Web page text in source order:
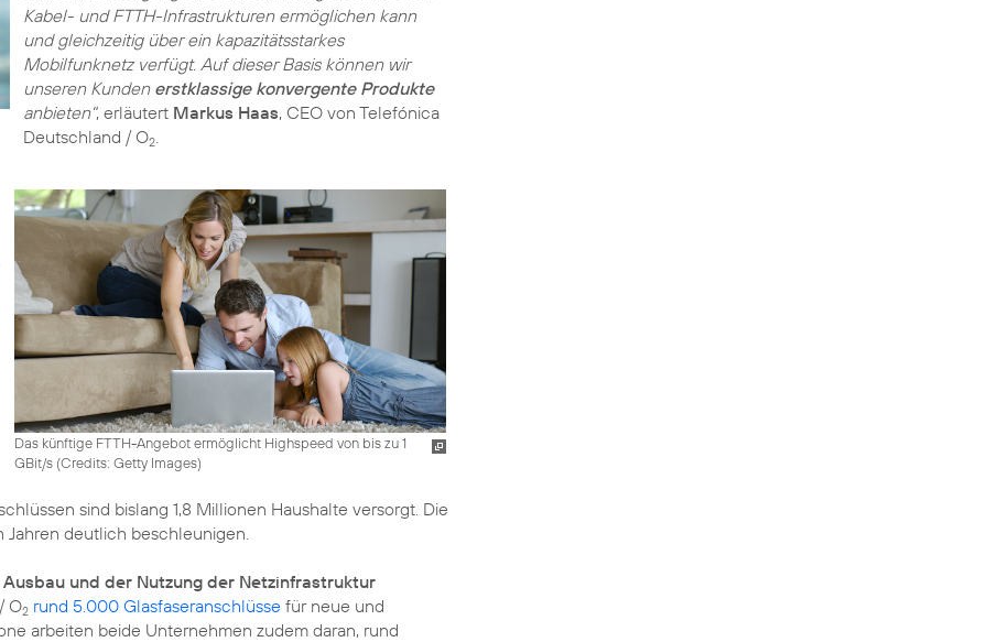
Kabel- und FTTH-Infrastrukturen ermöglichen kann
und gleichzeitig über ein kapazitätsstarkes
Mobilfunknetz verfügt. Auf dieser Basis können wir
unseren Kunden erstklassige konvergente Produkte
anbieten", erläutert Markus Haas, CEO von Telefónica
Deutschland / O2.
Das künftige FTTH-Angebot ermöglicht Highspeed von bis zu 1
GBit/s (Credits: Getty Images)
sind bislang 1,8 Millionen Haushalte versorgt. Die
Jahren deutlich beschleunigen.
Ausbau und der Nutzung der Netzinfrastruktur
O2 rund 5.000 Glasfaseranschlüsse für neue und
arbeiten beide Unternehmen zudem daran, rund